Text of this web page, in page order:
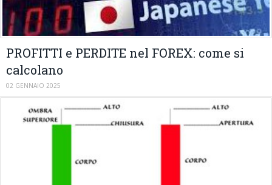
PROFITTI e PERDITE nel FOREX: come si
calcolano
02 GENNAIO 2025